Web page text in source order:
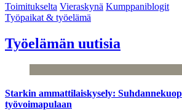
Toimitukselta Vieraskynä Kumppaniblogit
Työpaikat & työelämä
Työelämän uutisia
Starkin ammattilaiskysely:
työvoimapulaan